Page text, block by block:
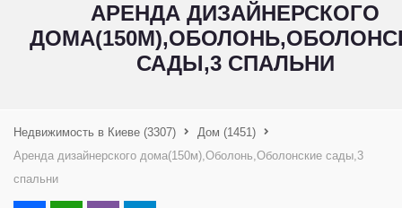
АРЕНДА ДИЗАЙНЕРСКОГО
САДЫ,3 СПАЛЬНИ
Недвижимость в Киеве (3307) Дом (1451)
Аренда дизайнерского дома(150м),Оболонь,Оболонские сады,3
спальни